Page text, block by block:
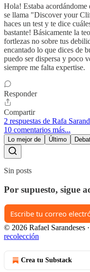
Hola! Estaba
se llama "Discover your
haces un test y te dice
bastante! Básicamente la
fortlezas no sobre tus
encantado lo que dices de
puedo ser dispersa y poco
siempre me falta expertise.
Responder
Compartir
2 respuestas de Rafa
10 comentarios más...
Lo mejor de Último
Sin posts
Por supuesto, sigue
© 2026 Rafael Sarandeses ·
recolección
Crea tu Substack